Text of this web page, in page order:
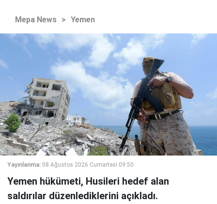
Mepa News > Yemen
Yayınlanma: 08 Ağustos 2026 Cumartesi 09:50
Yemen hükümeti, Husileri hedef alan
saldırılar düzenlediklerini açıkladı.